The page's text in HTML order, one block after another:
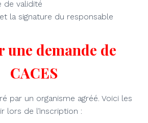
de validité
la signature du responsable
une demande de
CACES
par un organisme agréé. Voici les
lors de l’inscription :